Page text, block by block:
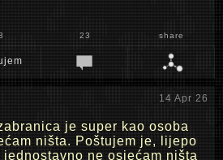
23 share
14 Apr 26
je super kao osoba
ništa. Poštujem je, lijepo
ne osjećam ništa